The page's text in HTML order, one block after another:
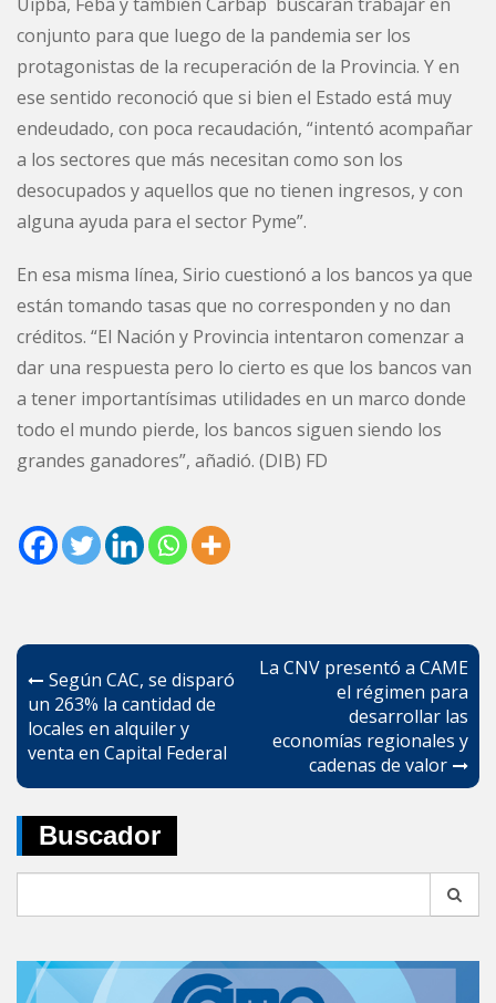
conjunto para que luego de la pandemia ser los
protagonistas de la recuperación de la Provincia. Y en
ese sentido reconoció que si bien el Estado está muy
endeudado, con poca recaudación, “intentó acompañar
a los sectores que más necesitan como son los
desocupados y aquellos que no tienen ingresos, y con
alguna ayuda para el sector Pyme”.
En esa misma línea, Sirio cuestionó a los bancos ya que
están tomando tasas que no corresponden y no dan
créditos. “El Nación y Provincia intentaron comenzar a
dar una respuesta pero lo cierto es que los bancos van
a tener importantísimas utilidades en un marco donde
todo el mundo pierde, los bancos siguen siendo los
grandes ganadores”, añadió. (DIB) FD
Navegación
de
entradas
Según CAC, se disparó
un 263% la cantidad de
locales en alquiler y
venta en Capital Federal
La CNV presentó a CAME
el régimen para
desarrollar las
economías regionales y
cadenas de valor
Buscador